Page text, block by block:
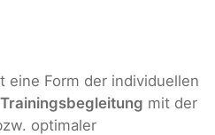
eine Form der individuellen
Trainingsbegleitung mit der
optimaler